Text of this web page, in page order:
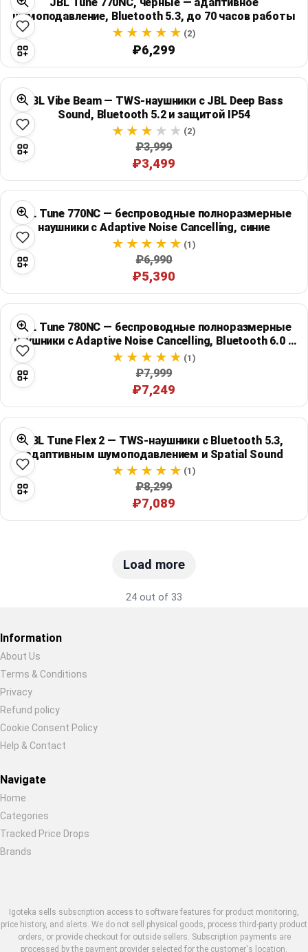
шумоподавление, Bluetooth 5.3, до 70 часов работы
(2)
₽6,299
JBL Vibe Beam — TWS-наушники с JBL Deep Bass
Sound, Bluetooth 5.2 и защитой IP54
(2)
₽3,999
₽3,499
JBL Tune 770NC — беспроводные полноразмерные
наушники с Adaptive Noise Cancelling, синие
(1)
₽6,990
₽5,390
JBL Tune 780NC — беспроводные полноразмерные
наушники с Adaptive Noise Cancelling, Bluetooth 6.0 и
автономностью до 76 часов
(1)
₽7,999
₽7,249
JBL Tune Flex 2 — TWS-наушники с Bluetooth 5.3,
адаптивным шумоподавлением и Spatial Sound
(1)
₽8,299
₽7,089
Load more
24 out of 33
Restore previous
Information
About Us
Terms & Conditions
Privacy
Refund policy
Cookie Consent Policy
Help & Contact
Navigate
Home
Categories
Tracked Price Drops
Brands
Igoteka sells subscription access to software features for product monitoring,
price history, and alerts. We do not sell physical goods, process third-party product
orders, or provide checkout for outside sellers. Subscription payments are
processed by the payment provider selected for the customer's location.